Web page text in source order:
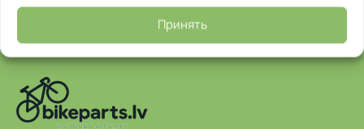
Принять